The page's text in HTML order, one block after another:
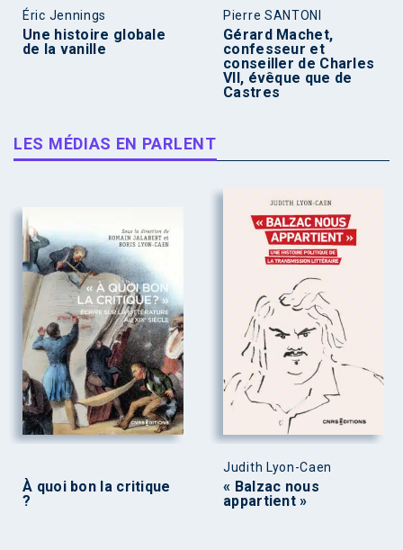
Éric Jennings
Une histoire globale
de la vanille
Pierre SANTONI
Gérard Machet,
confesseur et
conseiller de Charles
VII, évêque que de
Castres
LES MÉDIAS EN PARLENT
À quoi bon la critique
?
Judith Lyon-Caen
« Balzac nous
appartient »